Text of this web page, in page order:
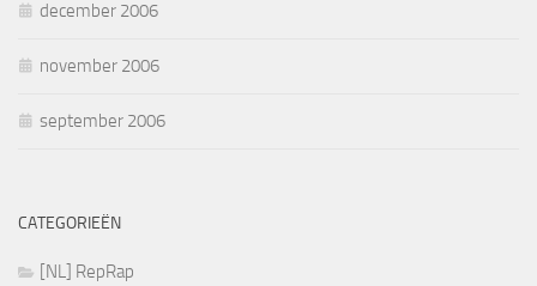
december 2006
november 2006
september 2006
CATEGORIEËN
[NL] RepRap